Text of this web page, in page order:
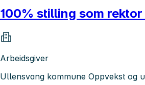
100% stilling som
Arbeidsgiver
Ullensvang kommune Oppvekst og